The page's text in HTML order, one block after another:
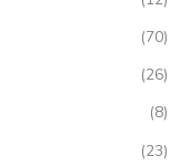
(70)
(26)
(8)
(23)